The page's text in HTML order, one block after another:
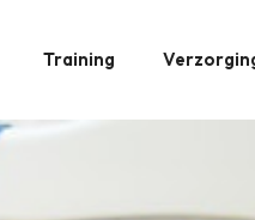
Training